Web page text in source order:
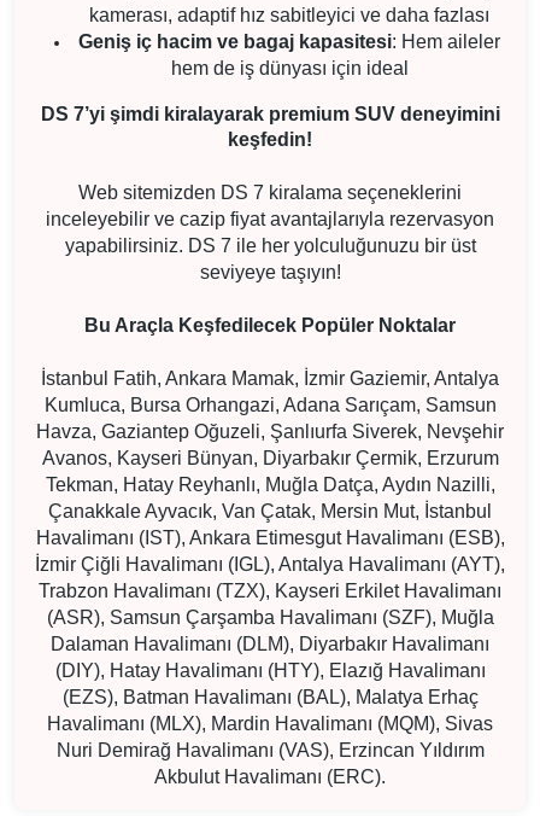
kamerası, adaptif hız sabitleyici ve daha fazlası
Geniş iç hacim ve bagaj kapasitesi: Hem aileler
hem de iş dünyası için ideal
DS 7’yi şimdi kiralayarak premium SUV deneyimini
keşfedin!
Web sitemizden DS 7 kiralama seçeneklerini
inceleyebilir ve cazip fiyat avantajlarıyla rezervasyon
yapabilirsiniz. DS 7 ile her yolculuğunuzu bir üst
seviyeye taşıyın!
Bu Araçla Keşfedilecek Popüler Noktalar
İstanbul Fatih, Ankara Mamak, İzmir Gaziemir, Antalya
Kumluca, Bursa Orhangazi, Adana Sarıçam, Samsun
Havza, Gaziantep Oğuzeli, Şanlıurfa Siverek, Nevşehir
Avanos, Kayseri Bünyan, Diyarbakır Çermik, Erzurum
Tekman, Hatay Reyhanlı, Muğla Datça, Aydın Nazilli,
Çanakkale Ayvacık, Van Çatak, Mersin Mut, İstanbul
Havalimanı (IST), Ankara Etimesgut Havalimanı (ESB),
İzmir Çiğli Havalimanı (IGL), Antalya Havalimanı (AYT),
Trabzon Havalimanı (TZX), Kayseri Erkilet Havalimanı
(ASR), Samsun Çarşamba Havalimanı (SZF), Muğla
Dalaman Havalimanı (DLM), Diyarbakır Havalimanı
(DIY), Hatay Havalimanı (HTY), Elazığ Havalimanı
(EZS), Batman Havalimanı (BAL), Malatya Erhaç
Havalimanı (MLX), Mardin Havalimanı (MQM), Sivas
Nuri Demirağ Havalimanı (VAS), Erzincan Yıldırım
Akbulut Havalimanı (ERC).